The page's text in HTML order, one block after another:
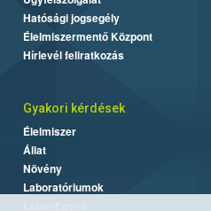
Hatósági jogsegély
Élelmiszermentő Központ
Hírlevél feliratkozás
Gyakori kérdések
Élelmiszer
Állat
Növény
Laboratóriumok